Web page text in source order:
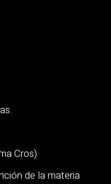
Cros)
de la materia